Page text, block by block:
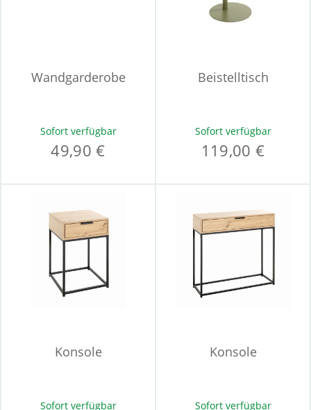
Wandgarderobe
Sofort verfügbar
49,90 €
Beistelltisch
Sofort verfügbar
119,00 €
Konsole
Sofort verfügbar
Konsole
Sofort verfügbar